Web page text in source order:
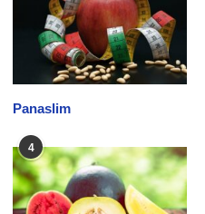
Panaslim
4